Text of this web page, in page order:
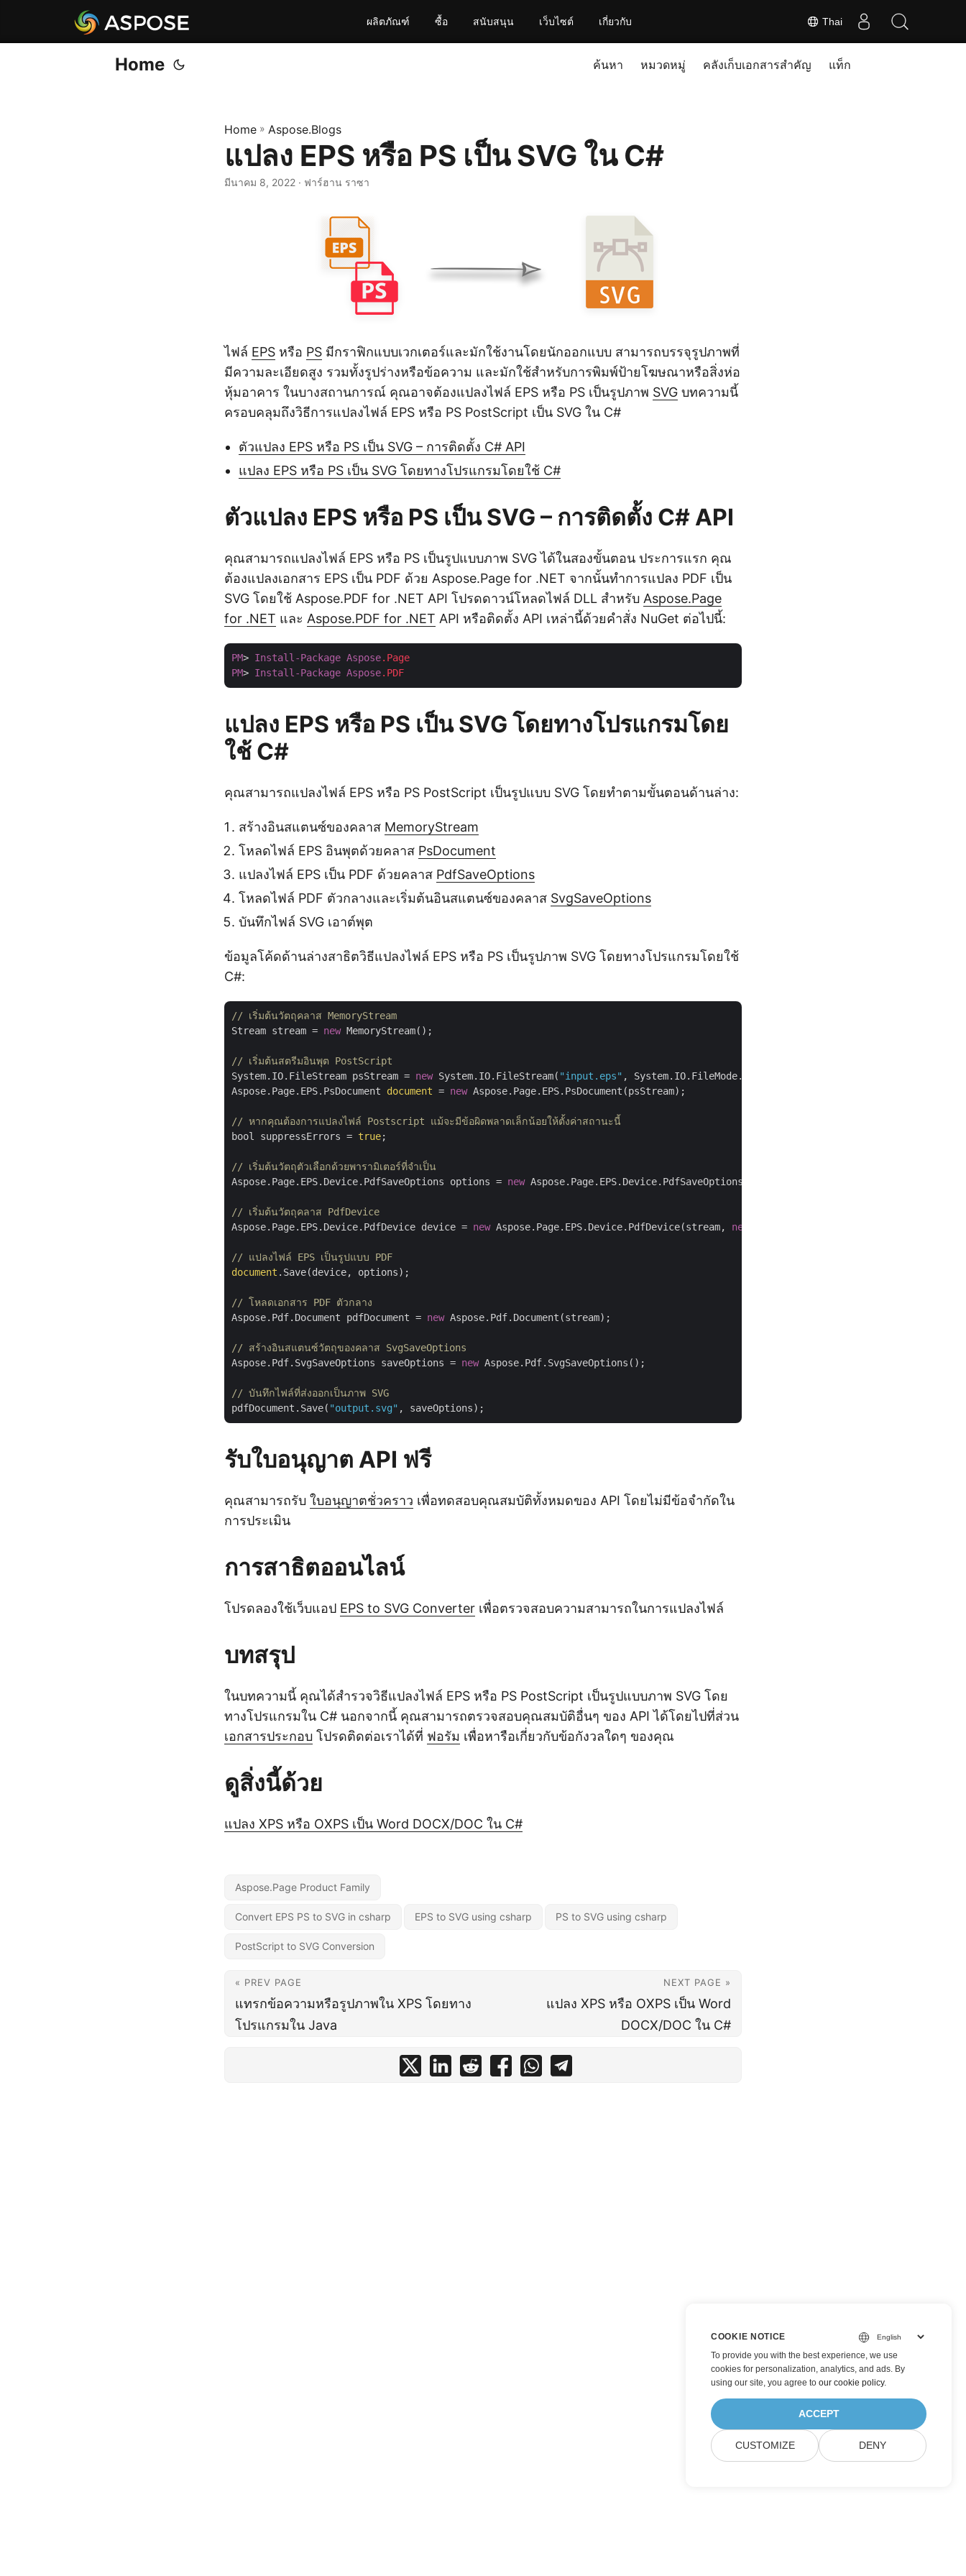
Thai
ผลิตภัณฑ์ ซื้อ สนับสนุน เว็บไซต์ เกี่ยวกับ
Home ค้นหา หมวดหมู่ คลังเก็บเอกสารสำคัญ แท็ก
Home » Aspose.Blogs
แปลง EPS หรือ PS เป็น SVG ใน C#
มีนาคม 8, 2022 · ฟาร์ฮาน ราซา
ไฟล์ EPS หรือ PS มีกราฟิกแบบเวกเตอร์และมักใช้งานโดยนักออกแบบ สามารถบรรจุรูปภาพที่
มีความละเอียดสูง รวมทั้งรูปร่างหรือข้อความ และมักใช้สำหรับการพิมพ์ป้ายโฆษณาหรือสิ่งห่อ
หุ้มอาคาร ในบางสถานการณ์ คุณอาจต้องแปลงไฟล์ EPS หรือ PS เป็นรูปภาพ SVG บทความนี้
ครอบคลุมถึงวิธีการแปลงไฟล์ EPS หรือ PS PostScript เป็น SVG ใน C#
ตัวแปลง EPS หรือ PS เป็น SVG – การติดตั้ง C# API
แปลง EPS หรือ PS เป็น SVG โดยทางโปรแกรมโดยใช้ C#
ตัวแปลง EPS หรือ PS เป็น SVG – การติดตั้ง C# API
คุณสามารถแปลงไฟล์ EPS หรือ PS เป็นรูปแบบภาพ SVG ได้ในสองขั้นตอน ประการแรก คุณ
ต้องแปลงเอกสาร EPS เป็น PDF ด้วย Aspose.Page for .NET จากนั้นทำการแปลง PDF เป็น
SVG โดยใช้ Aspose.PDF for .NET API โปรดดาวน์โหลดไฟล์ DLL สำหรับ Aspose.Page
for .NET และ Aspose.PDF for .NET API หรือติดตั้ง API เหล่านี้ด้วยคำสั่ง NuGet ต่อไปนี้:
PM> Install-Package Aspose.Page
PM> Install-Package Aspose.PDF
แปลง EPS หรือ PS เป็น SVG โดยทางโปรแกรมโดย
ใช้ C#
คุณสามารถแปลงไฟล์ EPS หรือ PS PostScript เป็นรูปแบบ SVG โดยทำตามขั้นตอนด้านล่าง:
สร้างอินสแตนซ์ของคลาส MemoryStream
โหลดไฟล์ EPS อินพุตด้วยคลาส PsDocument
แปลงไฟล์ EPS เป็น PDF ด้วยคลาส PdfSaveOptions
โหลดไฟล์ PDF ตัวกลางและเริ่มต้นอินสแตนซ์ของคลาส SvgSaveOptions
บันทึกไฟล์ SVG เอาต์พุต
ข้อมูลโค้ดด้านล่างสาธิตวิธีแปลงไฟล์ EPS หรือ PS เป็นรูปภาพ SVG โดยทางโปรแกรมโดยใช้
C#:
// เริ่มต้นวัตถุคลาส MemoryStream
Stream stream = new MemoryStream();
// เริ่มต้นสตรีมอินพุต PostScript
System.IO.FileStream psStream = new System.IO.FileStream( "input.eps" , System.IO.FileMode.Open, System.IO.FileAccess.Read);
Aspose.Page.EPS.PsDocument document = new Aspose.Page.EPS.PsDocument(psStream);
// หากคุณต้องการแปลงไฟล์ Postscript แม้จะมีข้อผิดพลาดเล็กน้อยให้ตั้งค่าสถานะนี้
bool suppressErrors = true;
// เริ่มต้นวัตถุตัวเลือกด้วยพารามิเตอร์ที่จำเป็น
Aspose.Page.EPS.Device.PdfSaveOptions options = new Aspose.Page.EPS.Device.PdfSaveOptions(suppressErrors);
// เริ่มต้นวัตถุคลาส PdfDevice
Aspose.Page.EPS.Device.PdfDevice device = new Aspose.Page.EPS.Device.PdfDevice(stream, new
// แปลงไฟล์ EPS เป็นรูปแบบ PDF
document .Save(device, options);
// โหลดเอกสาร PDF ตัวกลาง
Aspose.Pdf.Document pdfDocument = new Aspose.Pdf.Document(stream);
// สร้างอินสแตนซ์วัตถุของคลาส SvgSaveOptions
Aspose.Pdf.SvgSaveOptions saveOptions = new Aspose.Pdf.SvgSaveOptions();
// บันทึกไฟล์ที่ส่งออกเป็นภาพ SVG
pdfDocument.Save( "output.svg"
รับใบอนุญาต API ฟรี
คุณสามารถรับ ใบอนุญาตชั่วคราว เพื่อทดสอบคุณสมบัติทั้งหมดของ API โดยไม่มีข้อจำกัดใน
การประเมิน
การสาธิตออนไลน์
โปรดลองใช้เว็บแอป EPS to SVG Converter เพื่อตรวจสอบความสามารถในการแปลงไฟล์
บทสรุป
ในบทความนี้ คุณได้สำรวจวิธีแปลงไฟล์ EPS หรือ PS PostScript เป็นรูปแบบภาพ SVG โดย
ทางโปรแกรมใน C# นอกจากนี้ คุณสามารถตรวจสอบคุณสมบัติอื่นๆ ของ API ได้โดยไปที่ส่วน
เอกสารประกอบ โปรดติดต่อเราได้ที่ ฟอรัม เพื่อหารือเกี่ยวกับข้อกังวลใดๆ ของคุณ
ดูสิ่งนี้ด้วย
แปลง XPS หรือ OXPS เป็น Word DOCX/DOC ใน C#
Aspose.Page Product Family
Convert EPS PS to SVG in csharp EPS to SVG using csharp PS to SVG using csharp
PostScript to SVG Conversion
« PREV PAGE
แทรกข้อความหรือรูปภาพใน XPS โดยทาง
โปรแกรมใน Java
NEXT PAGE »
แปลง XPS หรือ OXPS เป็น Word
DOCX/DOC ใน C#
COOKIE NOTICE
To provide you with the best experience, we use
cookies for personalization, analytics, and ads. By
using our site, you agree to our cookie policy.
ACCEPT
CUSTOMIZE DENY